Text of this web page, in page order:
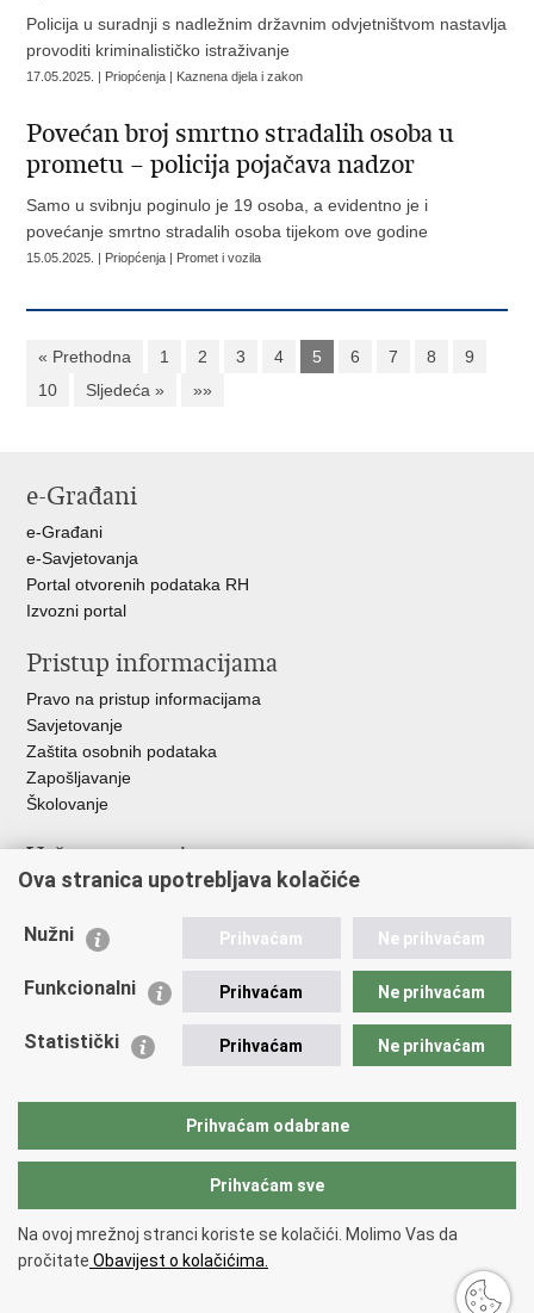
Policija u suradnji s nadležnim državnim odvjetništvom nastavlja
provoditi kriminalističko istraživanje
17.05.2025. | Priopćenja | Kaznena djela i zakon
Povećan broj smrtno stradalih osoba u
prometu – policija pojačava nadzor
Samo u svibnju poginulo je 19 osoba, a evidentno je i
povećanje smrtno stradalih osoba tijekom ove godine
15.05.2025. | Priopćenja | Promet i vozila
« Prethodna 1 2 3 4 5 6 7 8
9
10
Sljedeća » »»
e-Građani
e-Građani
e-Savjetovanja
Portal otvorenih podataka RH
Izvozni portal
Pristup informacijama
Pravo na pristup informacijama
Savjetovanje
Zaštita osobnih podataka
Zapošljavanje
Školovanje
Važne poveznice
Ministarstvo unutarnjih poslova
Udruge
Policijska akademija
Zaklada policijske solidarnosti
Vučetić"
Copyright © 2026 Policijska uprava Bjelovarsko-bilogorska.
korištenja.Izjava o pristupačnosti.
Ova stranica upotrebljava kolačiće
Nužni Prihvaćam Ne prihvaćam
Funkcionalni Prihvaćam Ne prihvaćam
Statistički Prihvaćam Ne prihvaćam
Prihvaćam odabrane
Prihvaćam sve
Na ovoj mrežnoj stranci koriste se kolačići. Molimo Vas da
pročitate Obavijest o kolačićima.